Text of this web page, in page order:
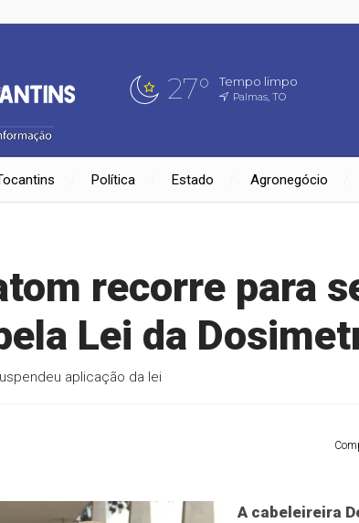
27° Tempo limpo
Palmas, TO
Política Estado Agronegócio
recorre para
Lei da
aplicação da lei
A cabeleireira